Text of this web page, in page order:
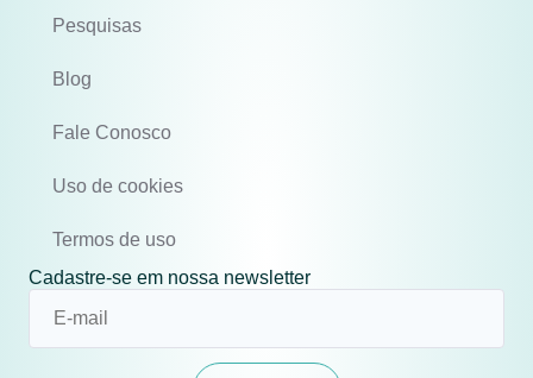
Pesquisas
Blog
Fale Conosco
Uso de cookies
Termos de uso
Cadastre-se em nossa newsletter